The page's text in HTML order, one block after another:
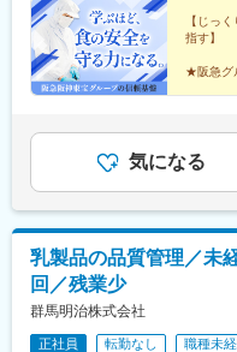
【じっ
指す】
★阪急グ
腰を据
術を身に
気になる
乳製品の品質管理／未
回／残業少
群馬明治株式会社
正社員 転勤なし 職種未